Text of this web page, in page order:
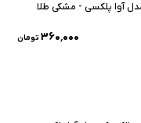
آوا پلکسی - مشکی طلا
۳۶۰٬۰۰۰ تومان